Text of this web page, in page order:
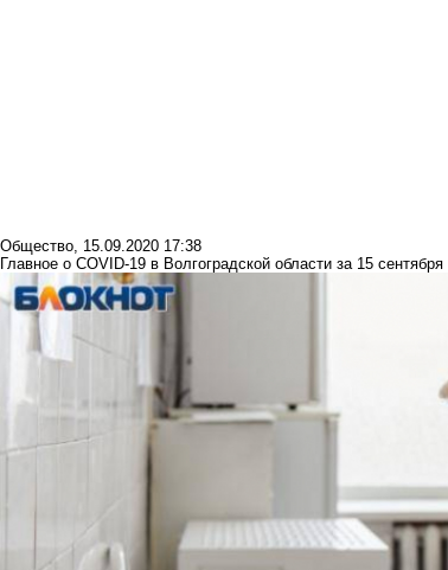
Общество, 15.09.2020 17:38
Главное о COVID-19 в Волгоградской области за 15 сентября